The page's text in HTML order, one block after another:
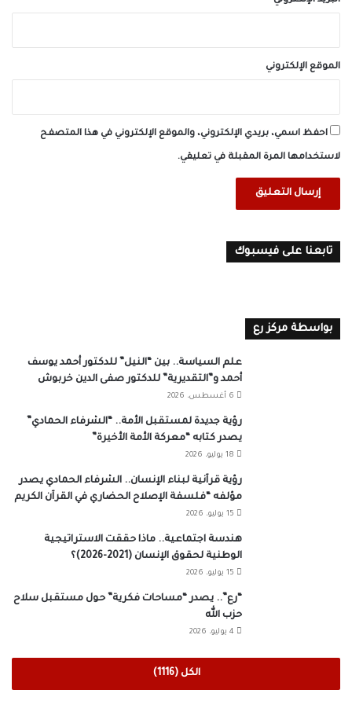
الموقع الإلكتروني
احفظ اسمي، بريدي الإلكتروني، والموقع الإلكتروني في هذا المتصفح
لاستخدامها المرة المقبلة في تعليقي.
تابعنا على فيسبوك
بواسطة مركز رع
علم السياسة.. بين “النيل” للدكتور أحمد يوسف
أحمد و”التقديرية” للدكتور صفى الدين خربوش
6 أغسطس، 2026
رؤية جديدة لمستقبل الأمة.. “الشرفاء الحمادي”
يصدر كتابه “معركة الأمة الأخيرة”
18 يوليو، 2026
رؤية قرآنية لبناء الإنسان.. الشرفاء الحمادي يصدر
مؤلفه “فلسفة الإصلاح الحضاري في القرآن الكريم
15 يوليو، 2026
هندسة اجتماعية.. ماذا حققت الاستراتيجية
الوطنية لحقوق الإنسان (2021-2026)؟
15 يوليو، 2026
“رع”.. يصدر “مساحات فكرية” حول مستقبل سلاح
حزب الله
4 يوليو، 2026
الكل (1116)